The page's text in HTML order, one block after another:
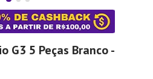
G3 5 Peças Branco -